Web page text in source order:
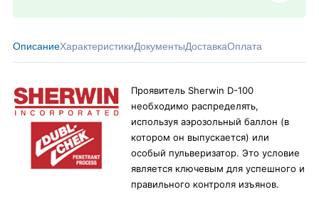
ОписаниеХарактеристикиДокументыДоставкаОплата
Проявитель Sherwin D-100
необходимо распределять,
используя аэрозольный баллон (в
котором он выпускается) или
особый пульверизатор. Это условие
является ключевым для успешного и
правильного контроля изъянов.